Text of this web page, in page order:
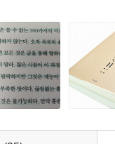
15년이나 구상하고
인간에 대한 심오한
을 한 데 모아 보여주
감동적이기까지 하
로-출구-광장이라는